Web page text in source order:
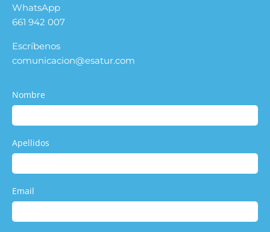
WhatsApp
661 942 007
Escríbenos
comunicacion@esatur.com
Nombre
Apellidos
Email